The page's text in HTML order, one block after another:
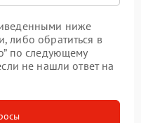
ниже
либо обратиться в
по следующему
не нашли ответ на